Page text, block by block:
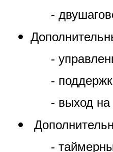
-
-
-
- выход на
-